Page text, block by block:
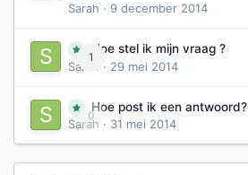
Sarah · 9 december 2014
1
Hoe stel ik mijn vraag ?
Sarah
· 29 mei 2014
0
Hoe post ik een antwoord?
Sarah · 31 mei 2014